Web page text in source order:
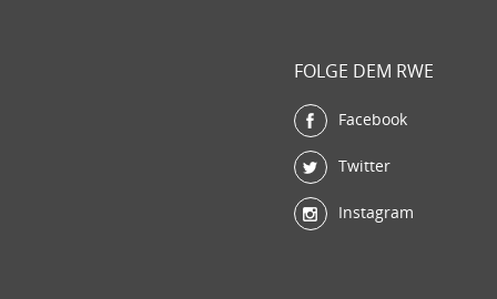
FOLGE DEM RWE
Facebook
Twitter
Instagram